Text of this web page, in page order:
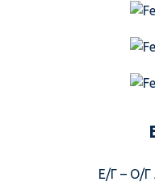
Ε/Γ – Ο/